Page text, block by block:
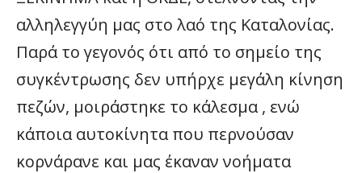
αλληλεγγύη μας στο λαό της Καταλονίας.
Παρά το γεγονός ότι από το σημείο της
συγκέντρωσης δεν υπήρχε μεγάλη κίνηση
πεζών, μοιράστηκε το κάλεσμα , ενώ
κάποια αυτοκίνητα που περνούσαν
κορνάρανε και μας έκαναν νοήματα